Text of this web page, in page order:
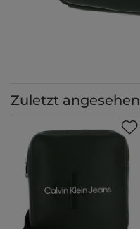
Zuletzt angesehen